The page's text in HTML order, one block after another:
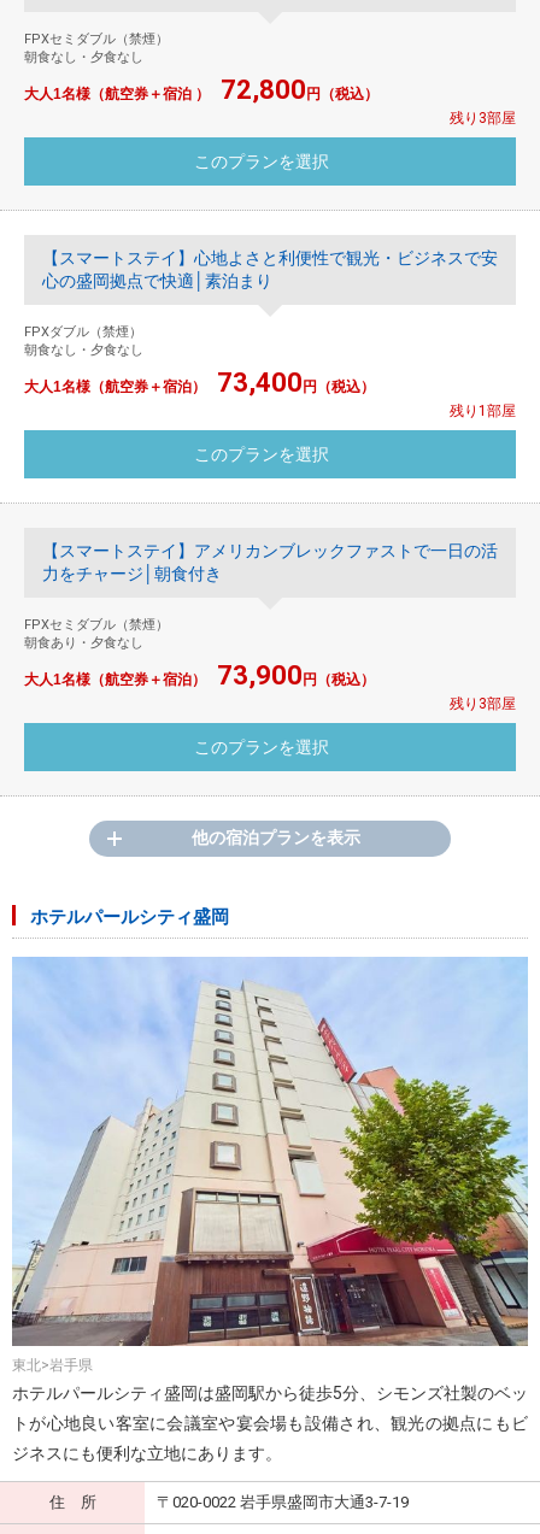
FPXセミダブル（禁煙）
朝食なし・夕食なし
大人1名様（航空券＋宿泊 ） 72,800 円（税込）
残り3部屋
【スマートステイ】心地よさと利便性で観光・ビジネスで安
心の盛岡拠点で快適│素泊まり
FPXダブル（禁煙）
朝食なし・夕食なし
大人1名様（航空券＋宿泊） 73,400 円（税込）
残り1部屋
【スマートステイ】アメリカンブレックファストで一日の活
力をチャージ│朝食付き
FPXセミダブル（禁煙）
朝食あり・夕食なし
大人1名様（航空券＋宿泊） 73,900 円（税込）
残り3部屋
他の宿泊プランを表示
ホテルパールシティ盛岡
東北>岩手県
ホテルパールシティ盛岡は盛岡駅から徒歩5分、シモンズ社製のベッ
トが心地良い客室に会議室や宴会場も設備され、観光の拠点にもビ
ジネスにも便利な立地にあります。
住 所 〒020-0022 岩手県盛岡市大通3-7-19